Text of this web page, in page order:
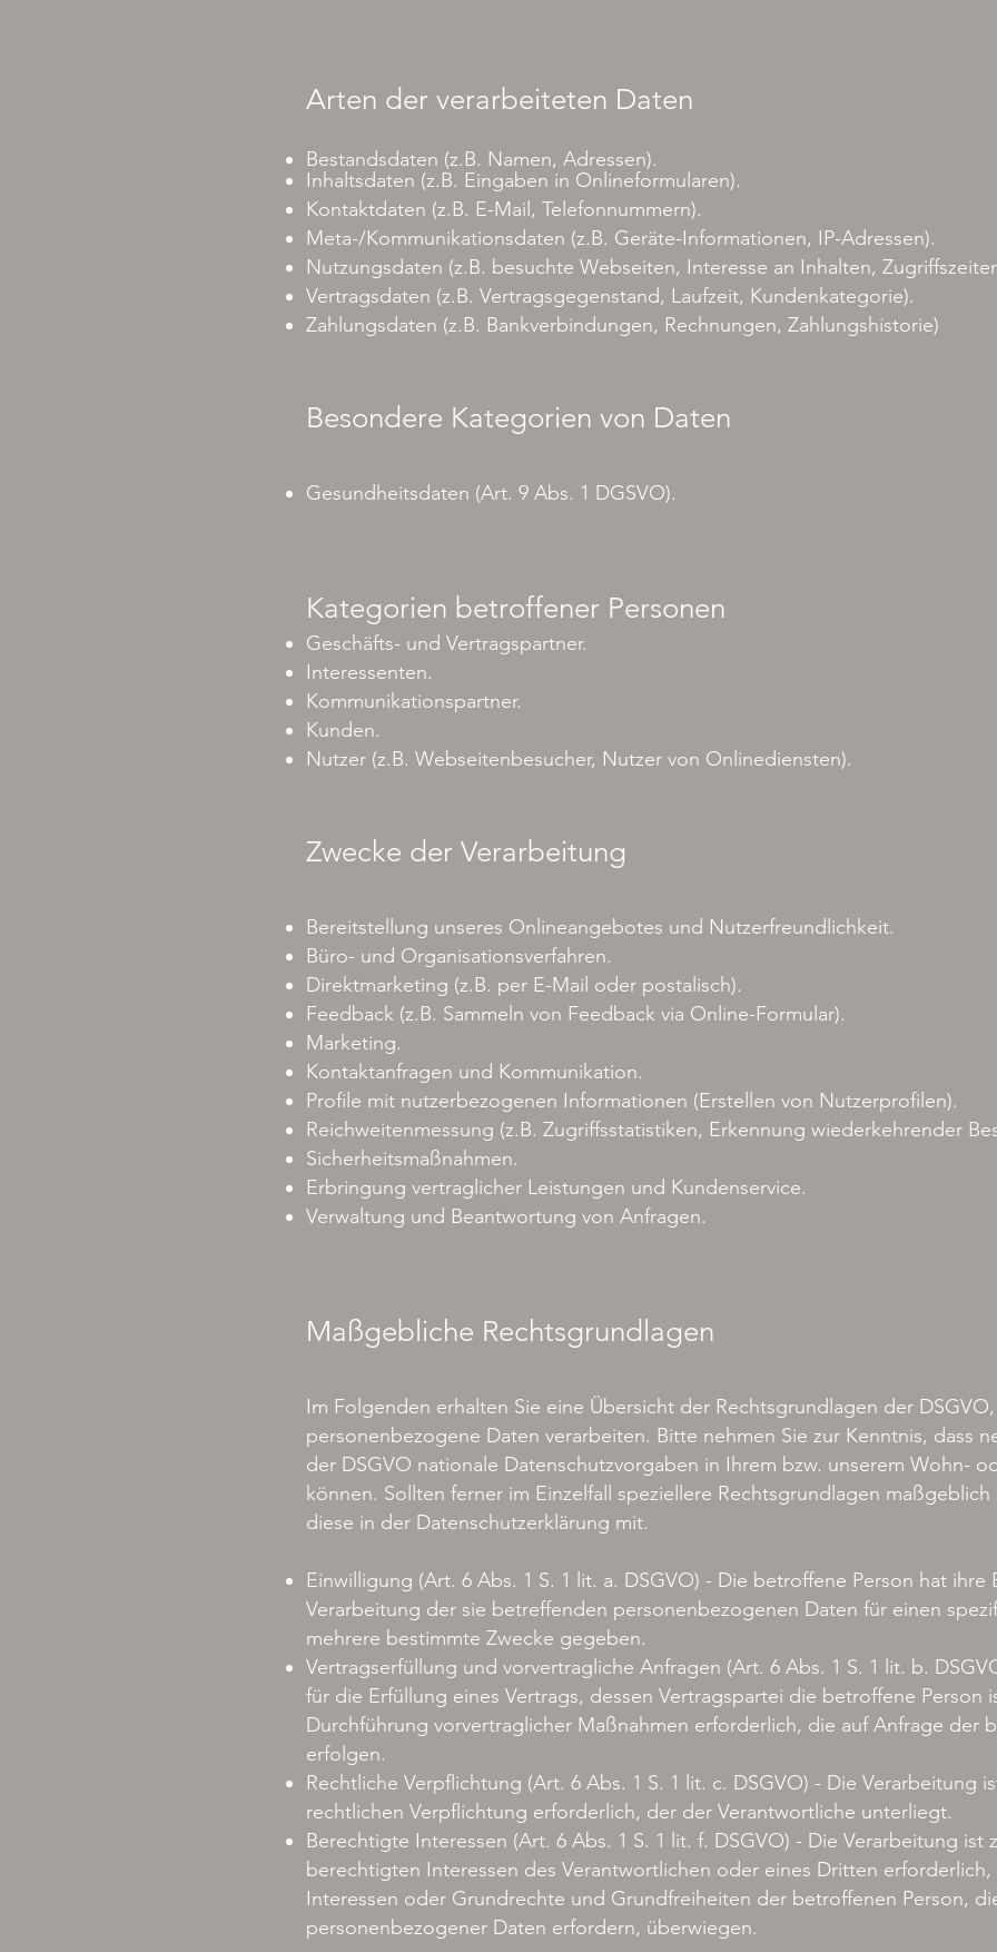
Arten der verarbeiteten Daten
Bestandsdaten (z.B. Namen, Adressen).
Inhaltsdaten (z.B. Eingaben in Onlineformularen).
Kontaktdaten (z.B. E-Mail, Telefonnummern).
Meta-/Kommunikationsdaten (z.B. Geräte-Informationen, IP-Adressen).
Nutzungsdaten (z.B. besuchte Webseiten, Interesse an Inhalten,
Vertragsdaten (z.B. Vertragsgegenstand, Laufzeit, Kundenkategorie).
Zahlungsdaten (z.B. Bankverbindungen, Rechnungen, Zahlungshistorie)
Besondere Kategorien von Daten
Gesundheitsdaten (Art. 9 Abs. 1 DGSVO).
Kategorien betroffener Personen
Geschäfts- und Vertragspartner.
Interessenten.
Kommunikationspartner.
Kunden.
Nutzer (z.B. Webseitenbesucher, Nutzer von Onlinediensten).
Zwecke der Verarbeitung
Bereitstellung unseres Onlineangebotes und Nutzerfreundlichkeit.
Büro- und Organisationsverfahren.
Direktmarketing (z.B. per E-Mail oder postalisch).
Feedback (z.B. Sammeln von Feedback via Online-Formular).
Marketing.
Kontaktanfragen und Kommunikation.
Profile mit nutzerbezogenen Informationen (Erstellen von Nutzerprofilen).
Reichweitenmessung (z.B. Zugriffsstatistiken, Erkennung wiederkehrender
Sicherheitsmaßnahmen.
Erbringung vertraglicher Leistungen und Kundenservice.
Verwaltung und Beantwortung von Anfragen.
Maßgebliche Rechtsgrundlagen
Im Folgenden erhalten Sie eine Übersicht der Rechtsgrundlagen der
personenbezogene Daten verarbeiten. Bitte nehmen Sie zur Kenntnis, dass
der DSGVO nationale Datenschutzvorgaben in Ihrem bzw. unserem Wohn-
können. Sollten ferner im Einzelfall speziellere Rechtsgrundlagen
diese in der Datenschutzerklärung mit.
Einwilligung (Art. 6 Abs. 1 S. 1 lit. a. DSGVO) - Die betroffene Person hat
Verarbeitung der sie betreffenden personenbezogenen Daten für einen
mehrere bestimmte Zwecke gegeben.
Vertragserfüllung und vorvertragliche Anfragen (Art. 6 Abs. 1 S. 1 lit. b.
für die Erfüllung eines Vertrags, dessen Vertragspartei die betroffene Person
Durchführung vorvertraglicher Maßnahmen erforderlich, die auf Anfrage der
erfolgen.
Rechtliche Verpflichtung (Art. 6 Abs. 1 S. 1 lit. c. DSGVO) - Die Verarbeitung
rechtlichen Verpflichtung erforderlich, der der Verantwortliche unterliegt.
Berechtigte Interessen (Art. 6 Abs. 1 S. 1 lit. f. DSGVO) - Die Verarbeitung ist
berechtigten Interessen des Verantwortlichen oder eines Dritten
Interessen oder Grundrechte und Grundfreiheiten der betroffenen Person,
personenbezogener Daten erfordern, überwiegen.